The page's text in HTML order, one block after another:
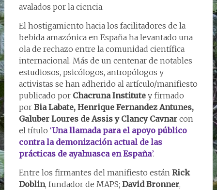
avalados por la ciencia.
El hostigamiento hacia los facilitadores de la
bebida amazónica en España ha levantado una
ola de rechazo entre la comunidad científica
internacional. Más de un centenar de notables
estudiosos, psicólogos, antropólogos y
activistas se han adherido al artículo/manifiesto
publicado por Chacruna Institutey firmado
por Bia Labate, Henrique Fernandez Antunes,
Galuber Loures de Assis y Clancy Cavnarcon
el título ‘Una llamada para el apoyo público
contra la demonización actual de las
prácticas de ayahuasca en España’.
Entre los firmantes del manifiesto están Rick
Doblin, fundador de MAPS; David Bronner,